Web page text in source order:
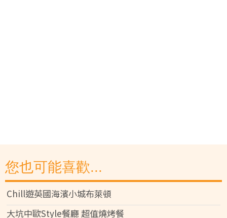
您也可能喜歡...
Chill遊英國海濱小城布萊頓
大坑中歐Style餐廳 超值燒烤餐